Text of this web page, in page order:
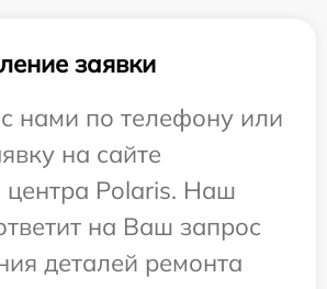
заявки
нами по телефону или
на сайте
центра Polaris. Наш
на Ваш запрос
деталей ремонта